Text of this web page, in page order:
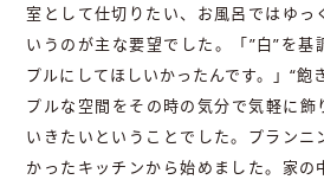
室として仕切りたい、お風呂ではゆっ
いうのが主な要望でした。「”白”を基
プルにしてほしいかったんです。」“飽
プルな空間をその時の気分で気軽に飾
いきたいということでした。プランニ
かったキッチンから始めました。家の